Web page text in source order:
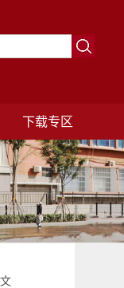
下载专区